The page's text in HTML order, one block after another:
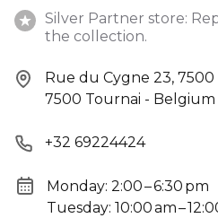
Silver Partner store:
the collection.
Rue du Cygne 23,
7500 Tournai - Belgium
+32 69224424
Monday: 2:00 – 6:30 pm
Tuesday: 10:00 am –